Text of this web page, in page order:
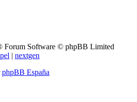
Forum Software © phpBB Limited
| nextgen
phpBB España